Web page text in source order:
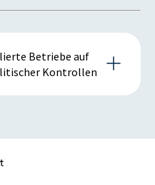
Betriebe auf
Kontrollen